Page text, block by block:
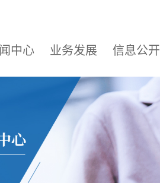
中心 业务发展 信息公开